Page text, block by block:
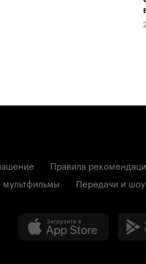
Правила
мультфильмы
Передачи и шоу